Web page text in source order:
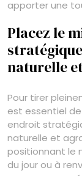
apporter une
Placez le
naturelle
Pour tirer
est essentiel
endroit
naturelle et
positionnant le
du jour ou à